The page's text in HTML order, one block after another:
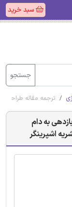
سبد خرید
جستجو
ترجمه مقاله طراحی
به دام
اشپرینگر